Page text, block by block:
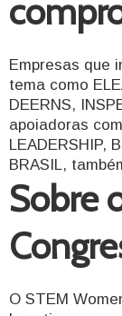
Empresas que
tema como
DEERNS,
apoiadoras
LEADERSHIP,
BRASIL,
Sobre
O STEM